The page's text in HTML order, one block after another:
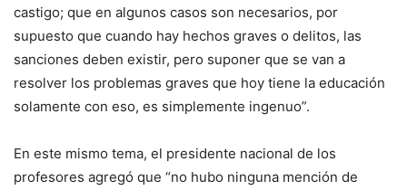
castigo; que en algunos casos son necesarios, por
supuesto que cuando hay hechos graves o delitos, las
sanciones deben existir, pero suponer que se van a
resolver los problemas graves que hoy tiene la educación
solamente con eso, es simplemente ingenuo”.
En este mismo tema, el presidente nacional de los
profesores agregó que “no hubo ninguna mención de